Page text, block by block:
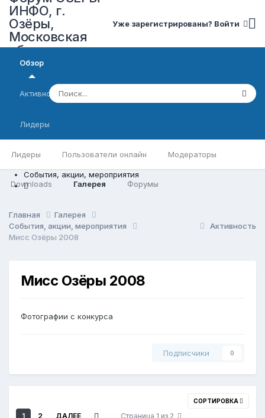
ИНФО, г.
Озёры,
Московская
область
Уже зарегистрированы? Войти
Обзор
Лидеры Пользователи онлайн Модераторы
Downloads Галерея Форумы
Активность
Лидеры
События, акции, мероприятия
Активность
Главная
Галерея
События, акции, мероприятия
Мисс Озёры 2008
Мисс Озёры 2008
Фотографии с конкурса
Подписчики 0
СОРТИРОВКА
1 2 ДАЛЕЕ Страница 1 из 2